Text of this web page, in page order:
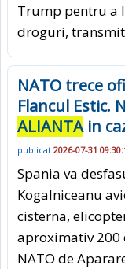
Trump pentru a
droguri,
NATO trece
Flancul Estic.
ALIANTAin
publicat 2026-07-31
Spania va
Kogalniceanu
cisterna,
aproximativ
NATO de